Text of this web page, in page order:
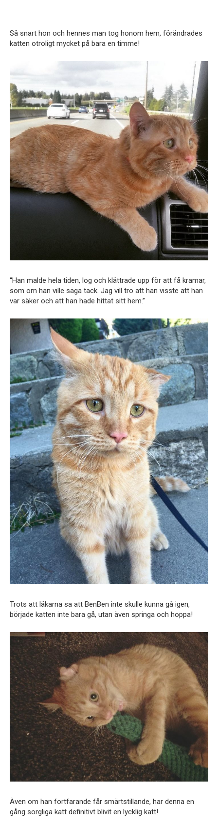
Så snart hon och hennes man tog honom hem, förändrades
katten otroligt mycket på bara en timme!
“Han malde hela tiden, log och klättrade upp för att få kramar,
som om han ville säga tack. Jag vill tro att han visste att han
var säker och att han hade hittat sitt hem.”
Trots att läkarna sa att BenBen inte skulle kunna gå igen,
började katten inte bara gå, utan även springa och hoppa!
Även om han fortfarande får smärtstillande, har denna en
gång sorgliga katt definitivt blivit en lycklig katt!